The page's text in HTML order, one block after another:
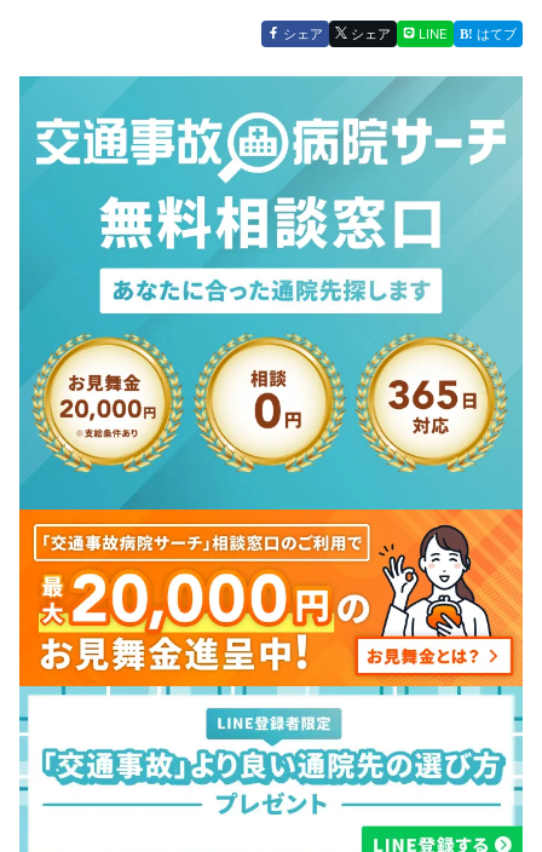
シェア シェア LINE はてブ